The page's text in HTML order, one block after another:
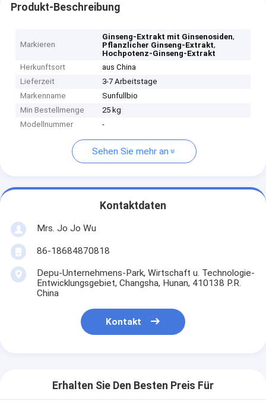
Produkt-Beschreibung
Markieren
Ginseng-Extrakt mit Ginsenosiden,
Pflanzlicher Ginseng-Extrakt,
Hochpotenz-Ginseng-Extrakt
Herkunftsort
aus China
Lieferzeit
3-7 Arbeitstage
Markenname
Sunfullbio
Min Bestellmenge
25 kg
Modellnummer
-
Sehen Sie mehr an
Kontaktdaten
Mrs. Jo Jo Wu
86-18684870818
Depu-Unternehmens-Park, Wirtschaft u. Technologie-
Entwicklungsgebiet, Changsha, Hunan, 410138 P.R.
China
Kontakt
Erhalten Sie Den Besten Preis Für